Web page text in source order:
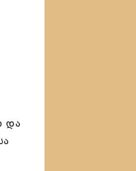
და